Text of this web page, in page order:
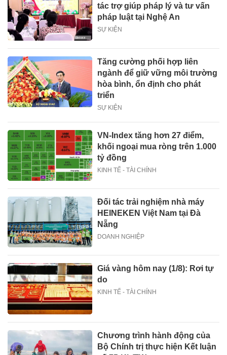
tác trợ giúp pháp lý và tư vấn
pháp luật tại Nghệ An
SỰ KIỆN
Tăng cường phối hợp liên
ngành để giữ vững môi trường
hòa bình, ổn định cho phát
triển
SỰ KIỆN
VN-Index tăng hơn 27 điểm,
khối ngoại mua ròng trên 1.000
tỷ đồng
KINH TẾ - TÀI CHÍNH
Đối tác trải nghiệm nhà máy
HEINEKEN Việt Nam tại Đà
Nẵng
DOANH NGHIỆP
Giá vàng hôm nay (1/8): Rơi tự
do
KINH TẾ - TÀI CHÍNH
Chương trình hành động của
Bộ Chính trị thực hiện Kết luận